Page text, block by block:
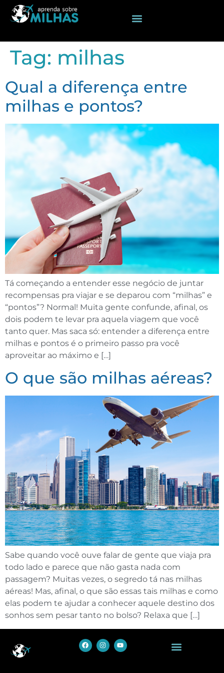
Tag: milhas
Qual a diferença entre
milhas e pontos?
Tá começando a entender esse negócio de juntar
recompensas pra viajar e se deparou com “milhas” e
“pontos”? Normal! Muita gente confunde, afinal, os
dois podem te levar pra aquela viagem que você
tanto quer. Mas saca só: entender a diferença entre
milhas e pontos é o primeiro passo pra você
aproveitar ao máximo e […]
O que são milhas aéreas?
Sabe quando você ouve falar de gente que viaja pra
todo lado e parece que não gasta nada com
passagem? Muitas vezes, o segredo tá nas milhas
aéreas! Mas, afinal, o que são essas tais milhas e como
elas podem te ajudar a conhecer aquele destino dos
sonhos sem pesar tanto no bolso? Relaxa que […]